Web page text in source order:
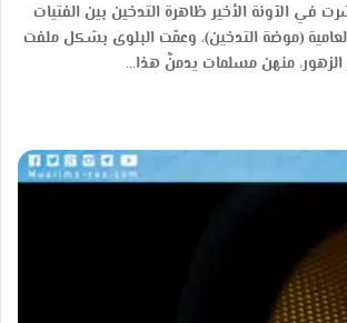
في الآونة الأخير ظاهرة التدخين بين الفتيات
(موضة التدخين)، وعمّت البلوى بشكل ملفت
الزهور، منهن مسلمات يدمنَّ هذا…